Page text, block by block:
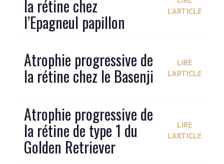
la rétine chez
l’Epagneul papillon
L'ARTICLE
Atrophie progressive de
la rétine chez le Basenji
LIRE
L'ARTICLE
Atrophie progressive de
la rétine de type 1 du
Golden Retriever
LIRE
L'ARTICLE